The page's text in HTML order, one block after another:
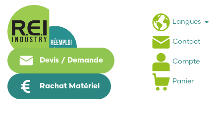
Devis / Demande
Rachat Matériel
Langues
Contact
Compte
Panier